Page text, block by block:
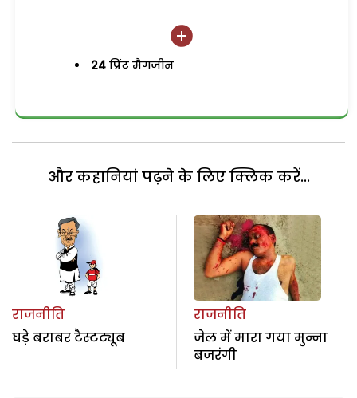
24 प्रिंट मैगजीन
और कहानियां पढ़ने के लिए क्लिक करें...
राजनीति
घड़े बराबर टैस्टट्यूब
राजनीति
जेल में मारा गया मुन्ना
बजरंगी